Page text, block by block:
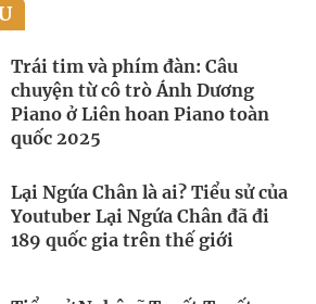
Trái tim và phím đàn: Câu
chuyện từ cô trò Ánh Dương
Piano ở Liên hoan Piano toàn
quốc 2025
Lại Ngứa Chân là ai? Tiểu sử của
Youtuber Lại Ngứa Chân đã đi
189 quốc gia trên thế giới